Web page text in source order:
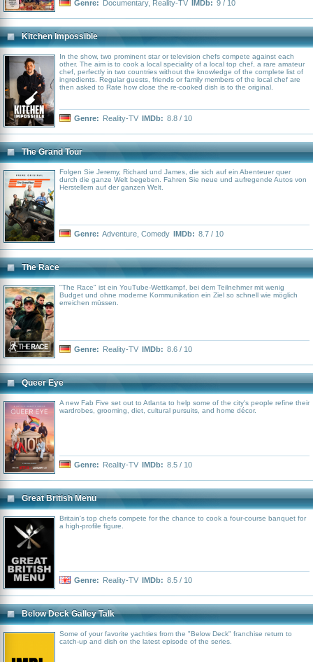
Genre: Documentary, Reality-TV IMDb: 9 / 10
Kitchen Impossible
In the show, two prominent star or television chefs compete against each
other. The aim is to cook a local speciality of a local top chef, a rare amateur
chef, perfectly in two countries without the knowledge of the complete list of
ingredients. Regular guests, friends or family members of the local chef are
then asked to Rate how close the re-cooked dish is to the original.
Genre: Reality-TV IMDb: 8.8 / 10
The Grand Tour
Folgen Sie Jeremy, Richard und James, die sich auf ein Abenteuer quer
durch die ganze Welt begeben. Fahren Sie neue und aufregende Autos von
Herstellern auf der ganzen Welt.
Genre: Adventure Comedy IMDb: 8.7 / 10
The Race
"The Race" ist ein YouTube-Wettkampf, bei dem Teilnehmer mit wenig
Budget und ohne moderne Kommunikation ein Ziel so schnell wie möglich
erreichen müssen.
Genre: Reality-TV IMDb: 8.6 / 10
Queer Eye
A new Fab Five set out to Atlanta to help some of the city's people refine their
wardrobes, grooming, diet, cultural pursuits, and home décor.
Genre: Reality-TV IMDb: 8.5 / 10
Great British Menu
Britain's top chefs compete for the chance to cook a four-course banquet for
a high-profile figure.
Genre: Reality-TV IMDb: 8.5 / 10
Below Deck Galley Talk
Some of your favorite yachties from the "Below Deck" franchise return to
catch-up and dish on the latest episode of the series.